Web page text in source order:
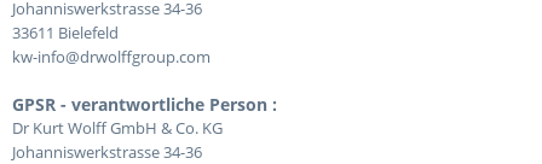
Johanniswerkstrasse 34-36
33611 Bielefeld
kw-info@drwolffgroup.com
GPSR - verantwortliche Person :
Dr Kurt Wolff GmbH & Co. KG
Johanniswerkstrasse 34-36